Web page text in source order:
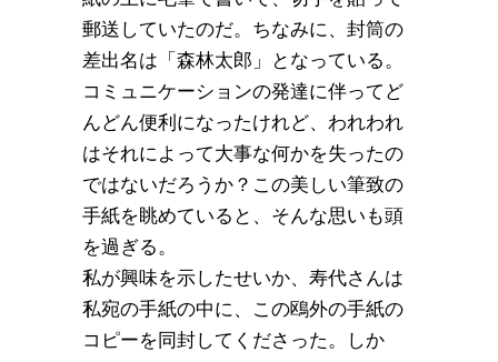
郵送していたのだ。ちなみに、封筒の
差出名は「森林太郎」となっている。
コミュニケーションの発達に伴ってど
んどん便利になったけれど、われわれ
はそれによって大事な何かを失ったの
ではないだろうか？この美しい筆致の
手紙を眺めていると、そんな思いも頭
を過ぎる。
私が興味を示したせいか、寿代さんは
私宛の手紙の中に、この鴎外の手紙の
コピーを同封してくださった。しか